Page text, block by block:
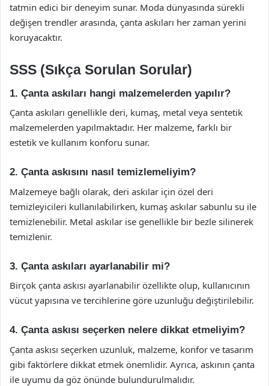
tatmin edici bir deneyim sunar. Moda dünyasında sürekli
değişen trendler arasında, çanta askıları her zaman yerini
koruyacaktır.
SSS (Sıkça Sorulan Sorular)
1. Çanta askıları hangi malzemelerden yapılır?
Çanta askıları genellikle deri, kumaş, metal veya sentetik
malzemelerden yapılmaktadır. Her malzeme, farklı bir
estetik ve kullanım konforu sunar.
2. Çanta askısını nasıl temizlemeliyim?
Malzemeye bağlı olarak, deri askılar için özel deri
temizleyicileri kullanılabilirken, kumaş askılar sabunlu su ile
temizlenebilir. Metal askılar ise genellikle bir bezle silinerek
temizlenir.
3. Çanta askıları ayarlanabilir mi?
Birçok çanta askısı ayarlanabilir özellikte olup, kullanıcının
vücut yapısına ve tercihlerine göre uzunluğu değiştirilebilir.
4. Çanta askısı seçerken nelere dikkat etmeliyim?
Çanta askısı seçerken uzunluk, malzeme, konfor ve tasarım
gibi faktörlere dikkat etmek önemlidir. Ayrıca, askının çanta
ile uyumu da göz önünde bulundurulmalıdır.